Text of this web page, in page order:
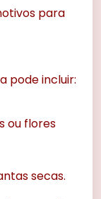
para
pode incluir:
ou flores
secas.